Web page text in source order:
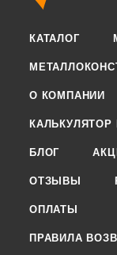
КАТАЛОГ
О КОМПАНИИ
КАЛЬКУЛЯТОР
БЛОГ
ОТЗЫВЫ
ОПЛАТЫ
ПРАВИЛА